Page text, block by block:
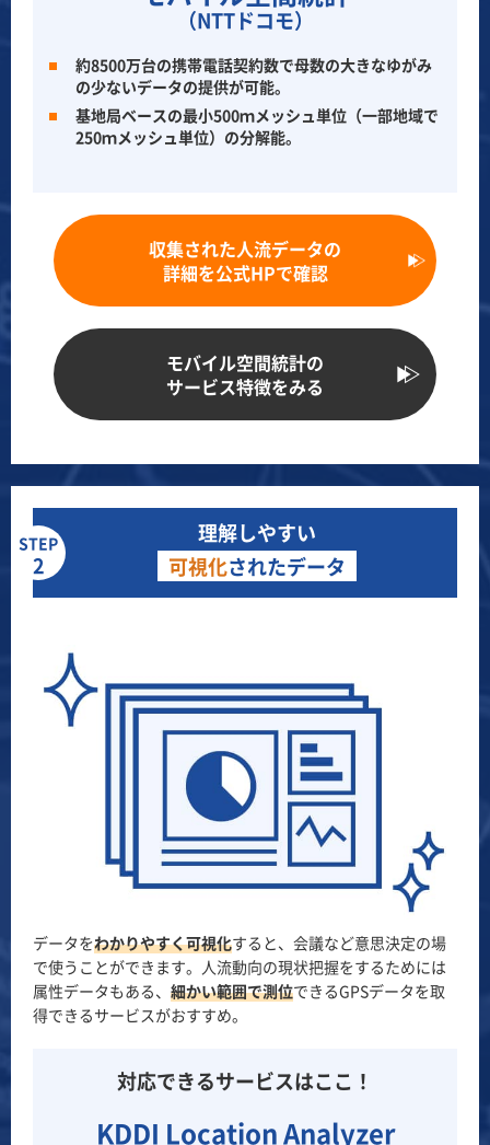
（NTTドコモ）
約8500万台の携帯電話契約数で母数の大きなゆがみ
の少ないデータの提供が可能。
基地局ベースの最小500ｍメッシュ単位（一部地域で
250ｍメッシュ単位）の分解能。
収集された人流データの
詳細を公式HPで確認
モバイル空間統計の
サービス特徴をみる
STEP
2
理解しやすい
可視化されたデータ
データをわかりやすく可視化すると、会議など意思決定の場
で使うことができます。人流動向の現状把握をするためには
属性データもある、 細かい範囲で測位できるGPSデータを取
得できるサービスがおすすめ。
対応できるサービスはここ！
KDDI Location Analyzer